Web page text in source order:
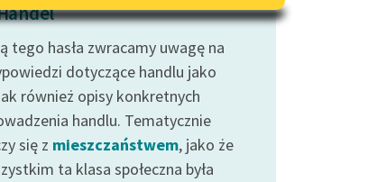
wrażliwych
Deklaracja dostępności
tego hasła zwracamy uwagę na
dotyczące handlu jako
również opisy konkretnych
handlu. Tematycznie
się z mieszczaństwem, jako że
ta klasa społeczna była